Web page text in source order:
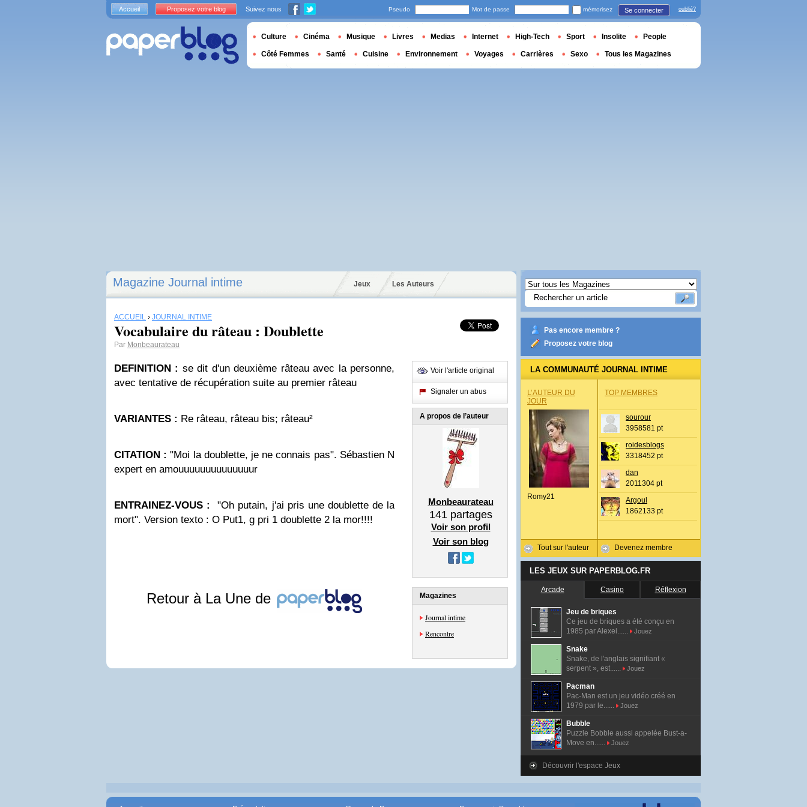
Magazine Journal intime Jeux Les Auteurs
ACCUEIL › JOURNAL INTIME
Vocabulaire du râteau : Doublette
Par Monbeaurateau
DEFINITION : se dit d'un deuxième râteau avec la personne,
avec tentative de récupération suite au premier râteau
VARIANTES : Re râteau, râteau bis; râteau²
CITATION : "Moi la doublette, je ne connais pas". Sébastien N
expert en amouuuuuuuuuuuuuur
ENTRAINEZ-VOUS :
"Oh putain, j'ai pris une doublette de la
mort". Version texto : O Put1, g pri 1 doublette 2 la mor!!!!
Retour à La Une de
Voir l'article original
Signaler un abus
A propos de l’auteur
Monbeaurateau
141partages
Voir son profil
Voir son blog
Magazines
Journal intime
Rencontre
Pas encore membre ?
Proposez votre blog
LA COMMUNAUTÉ JOURNAL INTIME
L’AUTEUR DU
JOUR
Romy21
Tout sur l'auteur
TOP MEMBRES
sourour
3958581 pt
roidesblogs
3318452 pt
dan
2011304 pt
Argoul
1862133 pt
Devenez membre
LES JEUX SUR PAPERBLOG.FR
Arcade Casino Réflexion
Jeu de briques
Ce jeu de briques a été conçu en
1985 par Alexei......
Jouez
Snake
Snake, de l'anglais signifiant «
serpent », est......
Jouez
Pacman
Pac-Man est un jeu vidéo créé en
1979 par le......
Jouez
Bubble
Puzzle Bobble aussi appelée Bust-a-
Move en......
Jouez
Découvrir l'espace Jeux
Accueil Proposez votre blog Suivez nous Pseudo Mot de passe mémorisez Se connecter oublié?
Culture Cinéma Musique Livres Medias Internet High-Tech Sport Insolite People
Côté Femmes Santé Cuisine Environnement Voyages Carrières Sexo Tous les Magazines